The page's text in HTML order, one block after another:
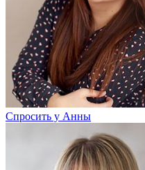
Спросить у Анны